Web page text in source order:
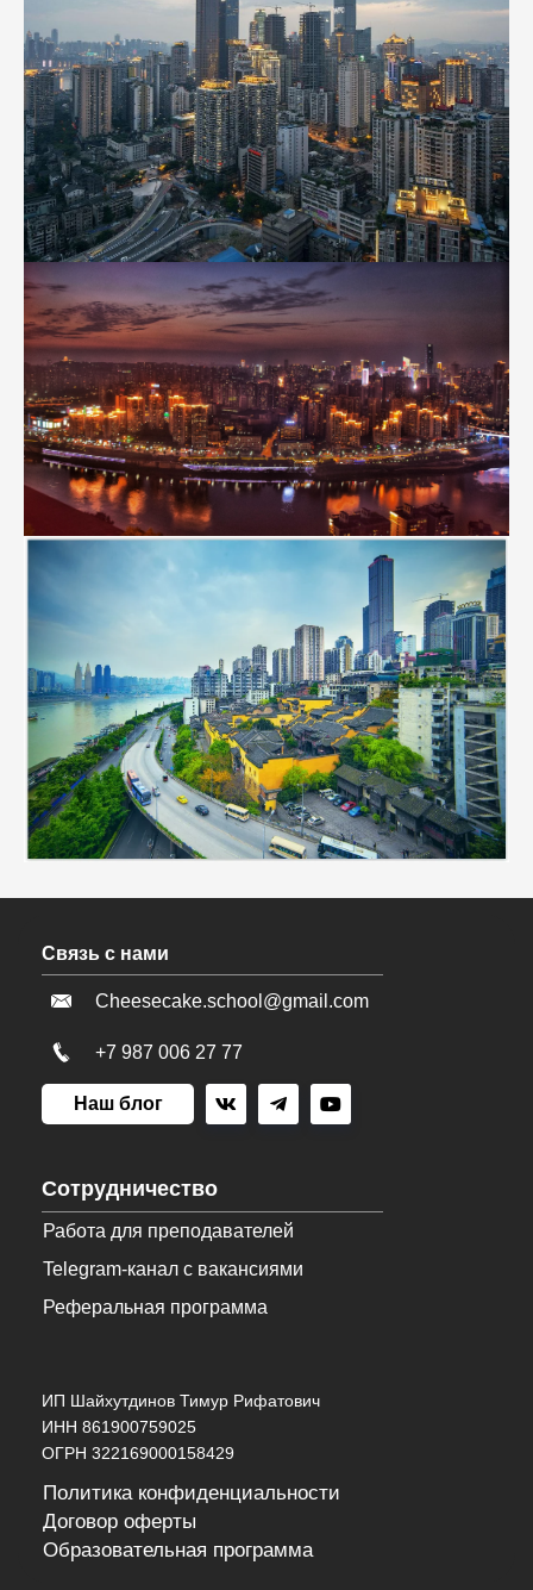
Связь с нами
Cheesecake.school@gmail.com
+7 987 006 27 77
Наш блог
Сотрудничество
Работа для преподавателей
Telegram-канал с вакансиями
Реферальная программа
ИП Шайхутдинов Тимур Рифатович
ИНН 861900759025
ОГРН 322169000158429
Политика конфиденциальности
Договор оферты
Образовательная программа